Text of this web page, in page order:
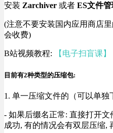
安装 Zarchiver 或者 ES文件
(注意不要安装国内应用商店
会收费)
B站视频教程: 【电子扫盲课
目前有2种类型的压缩包:
1. 单一压缩文件的（可以单独
- 如果后缀名正常: 直接打开
成功, 有的情况会有双层压缩,